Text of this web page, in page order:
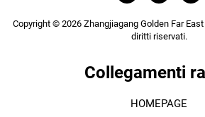
Copyright © 2026 Zhangjiagang Golden Far
diritti riservati.
Collegamenti
HOMEPAGE